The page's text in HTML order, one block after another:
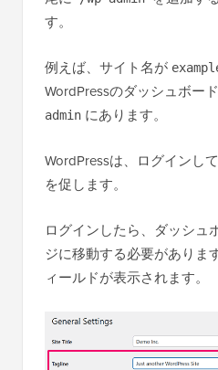
す。
例えば、サイト名が
WordPressのダッシュボー
admin にあります。
WordPressは、ログインし
を促します。
ログインしたら、ダッシュ
ジに移動する必要がありま
ィールドが表示されます。